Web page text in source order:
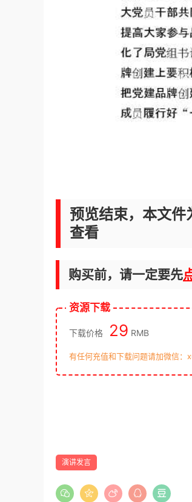
预览结束，本文
查看
购买前，请一定要先
资源下载
下载价格 29 RMB
有任何充值和下载问题请加微信
演讲发言